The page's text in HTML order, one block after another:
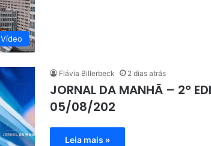
Vídeo
Flávia Billerbeck 2 dias atrás
JORNAL DA MANHÃ – 2°
05/08/202
Leia mais »